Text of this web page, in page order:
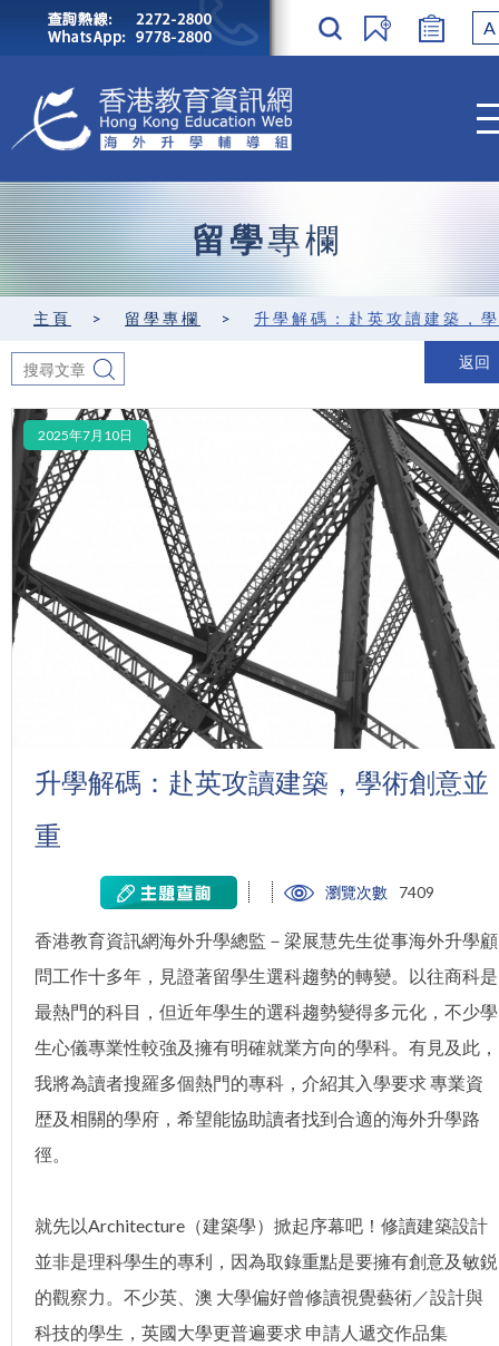
A
留學專欄
主頁 > 留學專欄 > 升學解碼：赴英攻讀建築，學術創意
返回
2025年7月10日
升學解碼：赴英攻讀建築，學術創意並
重
瀏覽次數 7409
香港教育資訊網海外升學總監－梁展慧先生從事海外升學顧
問工作十多年，見證著留學生選科趨勢的轉變。以往商科是
最熱門的科目，但近年學生的選科趨勢變得多元化，不少學
生心儀專業性較強及擁有明確就業方向的學科。有見及此，
我將為讀者搜羅多個熱門的專科，介紹其入學要求 專業資
歴及相關的學府，希望能協助讀者找到合適的海外升學路
徑。
就先以Architecture（建築學）掀起序幕吧！修讀建築設計
並非是理科學生的專利，因為取錄重點是要擁有創意及敏鋭
的觀察力。不少英、澳 大學偏好曾修讀視覺藝術／設計與
科技的學生，英國大學更普遍要求 申請人遞交作品集